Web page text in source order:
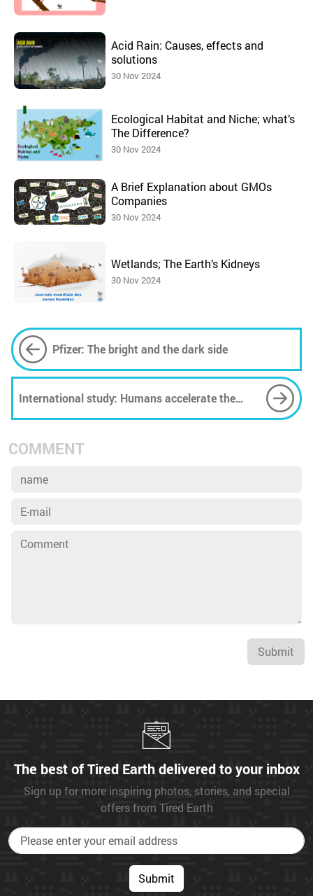
Acid Rain: Causes, effects and
solutions
30 Nov 2024
Ecological Habitat and Niche; what’s
The Difference?
30 Nov 2024
A Brief Explanation about GMOs
Companies
30 Nov 2024
Wetlands; The Earth’s Kidneys
30 Nov 2024
Pfizer: The bright and the dark side
International study: Humans accelerate the
change of biodiversity
COMMENT
Submit
The best of Tired Earth delivered to your inbox
Sign up for more inspiring photos, stories, and special
offers from Tired Earth
Submit